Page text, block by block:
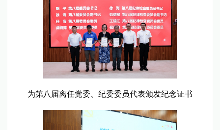
为第八届离任党委、纪委委员代表颁发纪念证书